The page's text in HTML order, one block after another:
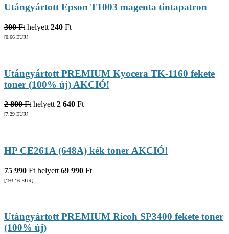
Utángyártott Epson T1003 magenta tintapatron
300 Ft helyett 240 Ft
[0.66 EUR]
Utángyártott PREMIUM Kyocera TK-1160 fekete
toner (100% új) AKCIÓ!
2 800 Ft helyett 2 640 Ft
[7.29 EUR]
HP CE261A (648A) kék toner AKCIÓ!
75 990 Ft helyett 69 990 Ft
[193.16 EUR]
Utángyártott PREMIUM Ricoh SP3400 fekete toner
(100% új)